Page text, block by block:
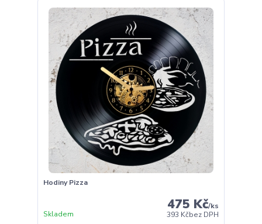
Hodiny Pizza
475 Kč/ks
393 Kčbez DPH
Skladem